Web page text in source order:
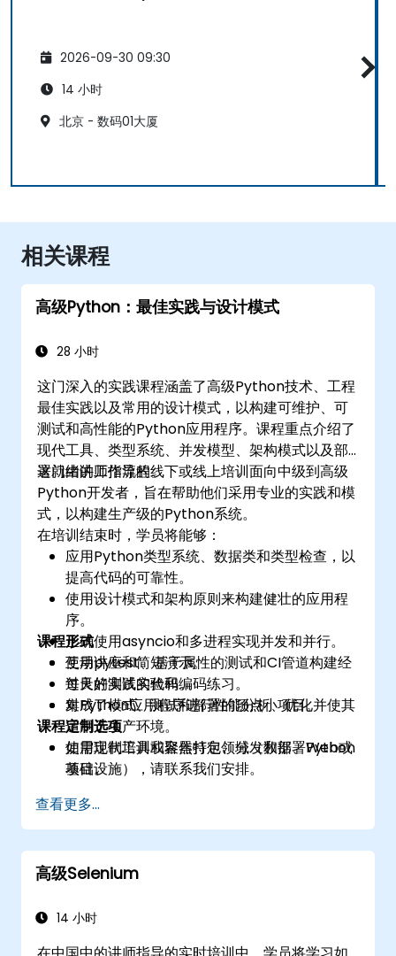
2026-09-30 09:30
14 小时
北京 - 数码01大厦
相关课程
高级Python：最佳实践与设计模式
28 小时
这门深入的实践课程涵盖了高级Python技术、工程
最佳实践以及常用的设计模式，以构建可维护、可
测试和高性能的Python应用程序。课程重点介绍了
现代工具、类型系统、并发模型、架构模式以及部
署就绪的工作流程。
这门由讲师指导的线下或线上培训面向中级到高级
Python开发者，旨在帮助他们采用专业的实践和模
式，以构建生产级的Python系统。
在培训结束时，学员将能够：
应用Python类型系统、数据类和类型检查，以
提高代码的可靠性。
使用设计模式和架构原则来构建健壮的应用程
序。
正确使用asyncio和多进程实现并发和并行。
使用pytest、基于属性的测试和CI管道构建经
过良好测试的代码。
对Python应用程序进行性能分析、优化并使其
适用于生产环境。
使用现代工具和容器打包、分发和部署Python
项目。
课程形式
互动讲座和简短演示。
每天的实践实验和编码练习。
集成了模式、测试和部署的顶点小项目。
课程定制选项
如需定制培训或聚焦特定领域（数据、Web或
基础设施），请联系我们安排。
查看更多...
高级Selenium
14 小时